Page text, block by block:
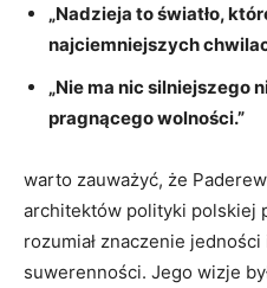
„Nadzieja to światło,
najciemniejszych
„Nie ma nic silniejszego⁤
pragnącego⁣ wolności.”
warto ​zauważyć, że
architektów polityki polskiej
rozumiał znaczenie
suwerenności. ‌Jego wizje